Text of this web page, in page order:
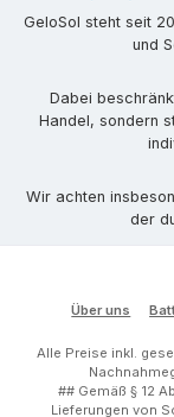
GeloSol steht seit
und
Dabei
Handel, sondern
Wir achten
der
Über uns
Alle Preise inkl.
## Gemäß § 12
Lieferungen von